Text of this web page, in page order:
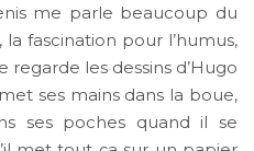
me parle beaucoup du
fascination pour l’humus,
regarde les dessins d’Hugo
ses mains dans la boue,
ses poches quand il se